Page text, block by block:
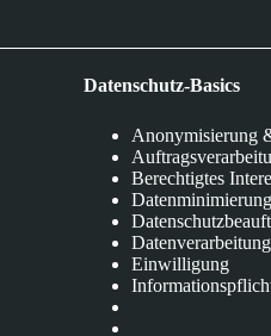
Datenschutz-Basics
Anonymisierung
Berechtigtes
Datenminimierung
Datenverarbeitung
Einwilligung